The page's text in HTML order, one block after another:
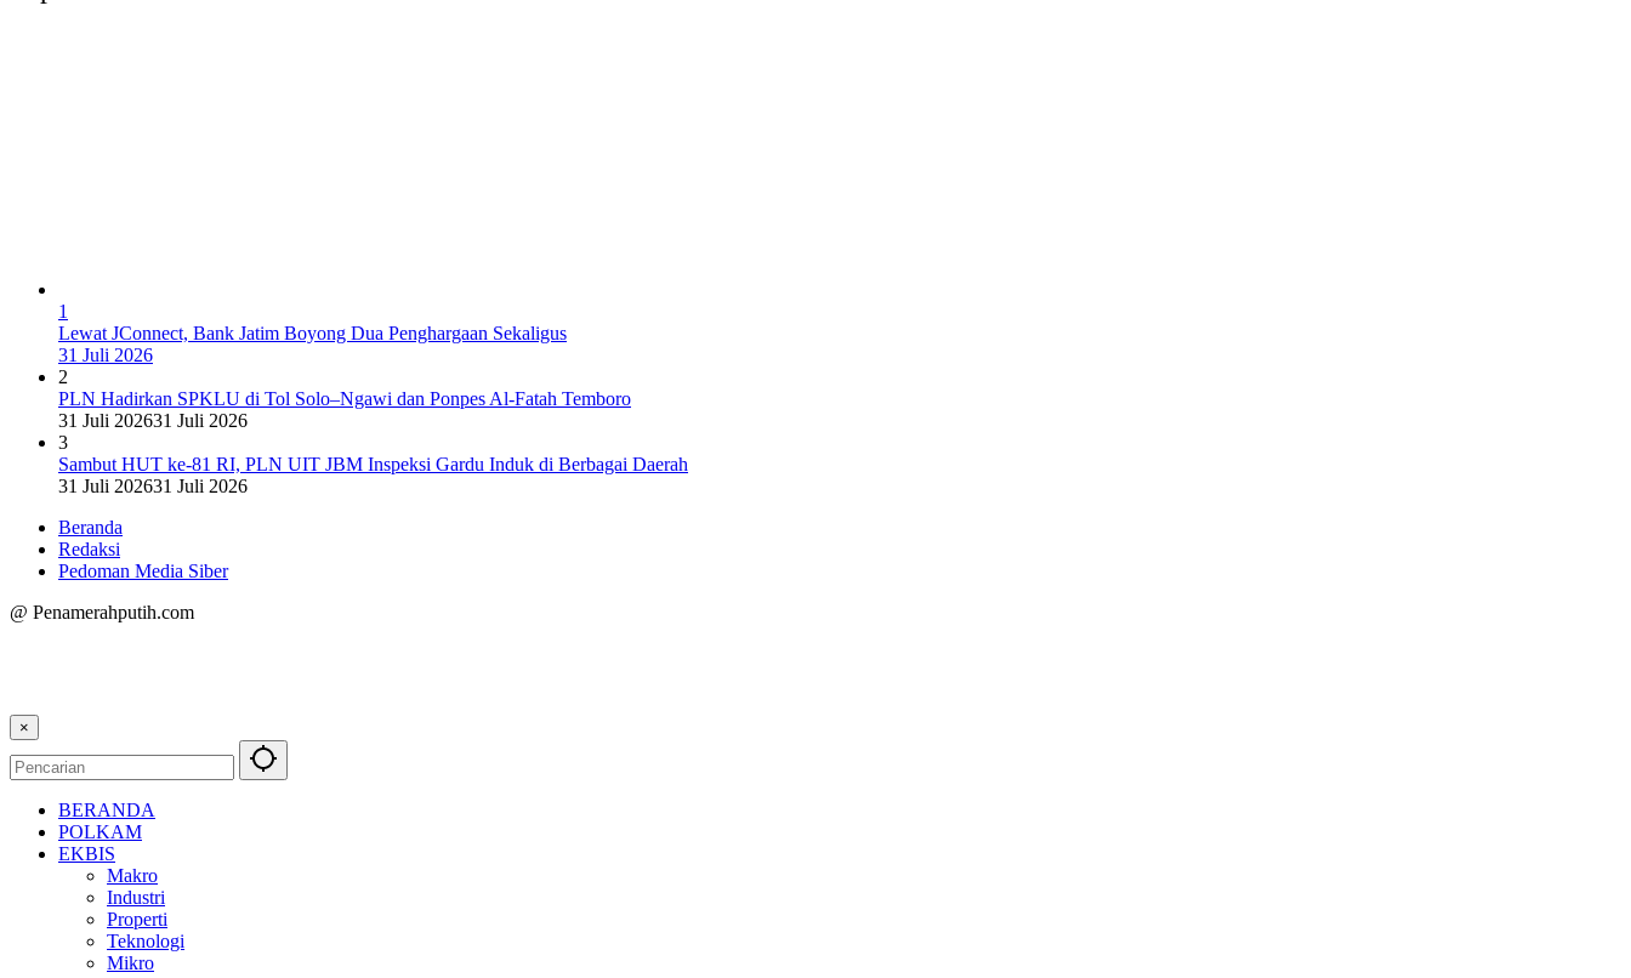
1
Lewat JConnect, Bank Jatim Boyong Dua Penghargaan Sekaligus
31 Juli 2026
2
PLN Hadirkan SPKLU di Tol Solo–Ngawi dan Ponpes Al-Fatah Temboro
31 Juli 202631 Juli 2026
3
Sambut HUT ke-81 RI, PLN UIT JBM Inspeksi Gardu Induk di Berbagai Daerah
31 Juli 202631 Juli 2026
Beranda
Redaksi
Pedoman Media Siber
@ Penamerahputih.com
×
BERANDA
POLKAM
EKBIS
Makro
Industri
Properti
Teknologi
Mikro